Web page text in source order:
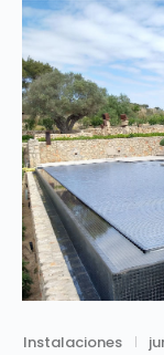
Category
Instalaciones